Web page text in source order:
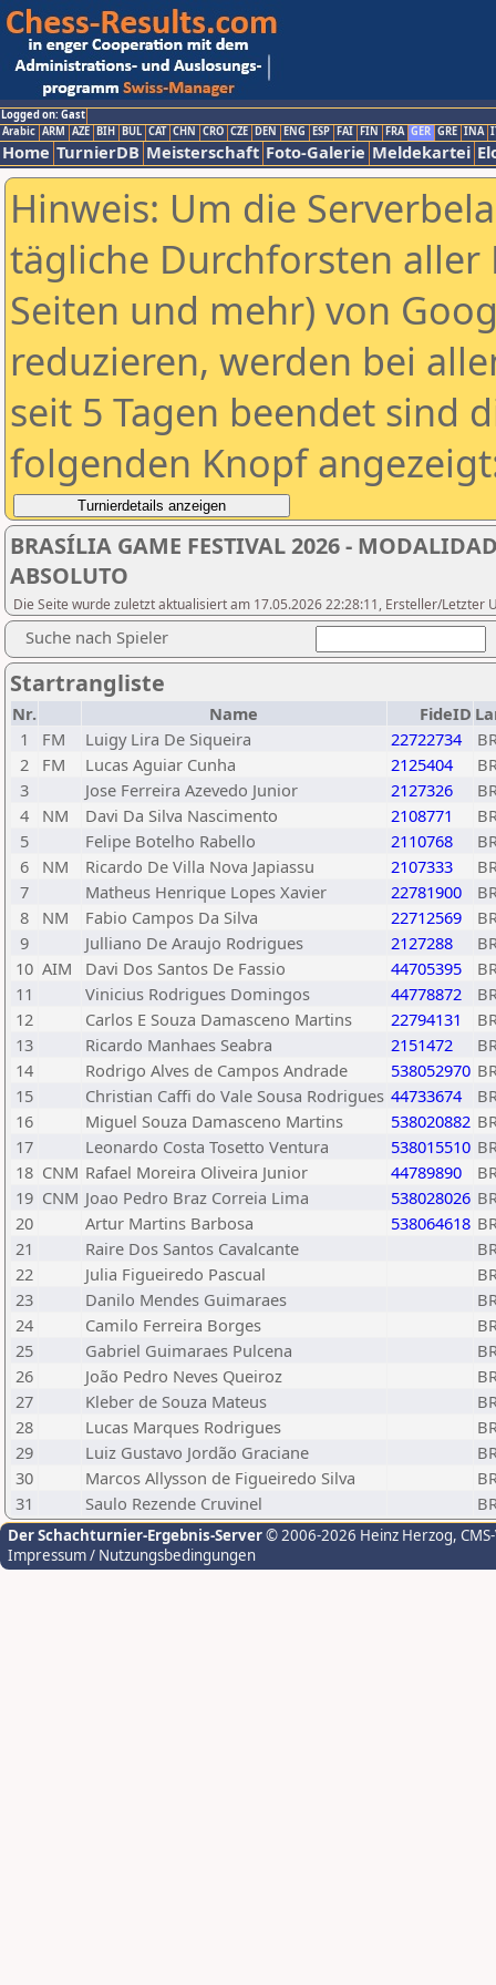
Logged on: Gast
Arabic ARM AZE BIH BUL CAT CHN CRO CZE DEN ENG ESP FAI FIN FRA GER GRE INA
Home TurnierDB Meisterschaft Foto-Galerie Meldekartei
Hinweis: Um die
tägliche Durchforsten aller
Seiten und mehr) von
reduzieren, werden bei
seit 5 Tagen beendet sind
folgenden Knopf
BRASÍLIA GAME FESTIVAL 2026 -
ABSOLUTO
Die Seite wurde zuletzt aktualisiert am 17.05.2026 22:28:11, Ersteller/Letzter
Suche nach Spieler
Startrangliste
Nr. Name FideID
1
FM Luigy Lira De Siqueira 22722734
2
FM Lucas Aguiar Cunha 2125404
3
Jose Ferreira Azevedo Junior 2127326
4
NM Davi Da Silva Nascimento 2108771
5
Felipe Botelho Rabello 2110768
6
NM Ricardo De Villa Nova Japiassu 2107333
7
Matheus Henrique Lopes Xavier 22781900
8
NM Fabio Campos Da Silva 22712569
9
Julliano De Araujo Rodrigues 2127288
10 AIM Davi Dos Santos De Fassio 44705395
11
Vinicius Rodrigues Domingos 44778872
12
Carlos E Souza Damasceno Martins 22794131
13
Ricardo Manhaes Seabra 2151472
14
Rodrigo Alves de Campos Andrade 538052970
15
Christian Caffi do Vale Sousa Rodrigues 44733674
16
Miguel Souza Damasceno Martins 538020882
17
Leonardo Costa Tosetto Ventura 538015510
18 CNM Rafael Moreira Oliveira Junior 44789890
19 CNM Joao Pedro Braz Correia Lima 538028026
20
Artur Martins Barbosa 538064618
21
Raire Dos Santos Cavalcante
22
Julia Figueiredo Pascual
23
Danilo Mendes Guimaraes
24
Camilo Ferreira Borges
25
Gabriel Guimaraes Pulcena
26
João Pedro Neves Queiroz
27
Kleber de Souza Mateus
28
Lucas Marques Rodrigues
29
Luiz Gustavo Jordão Graciane
30
Marcos Allysson de Figueiredo Silva
31
Saulo Rezende Cruvinel
Der Schachturnier-Ergebnis-Server© 2006-2026 Heinz Herzog,
Impressum / Nutzungsbedingungen